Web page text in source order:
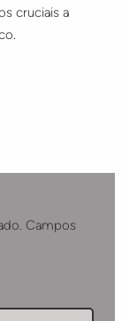
cruciais a
Campos